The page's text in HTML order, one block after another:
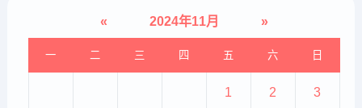
« 2024年11月 »
一 二 三 四 五 六 日
1 2 3